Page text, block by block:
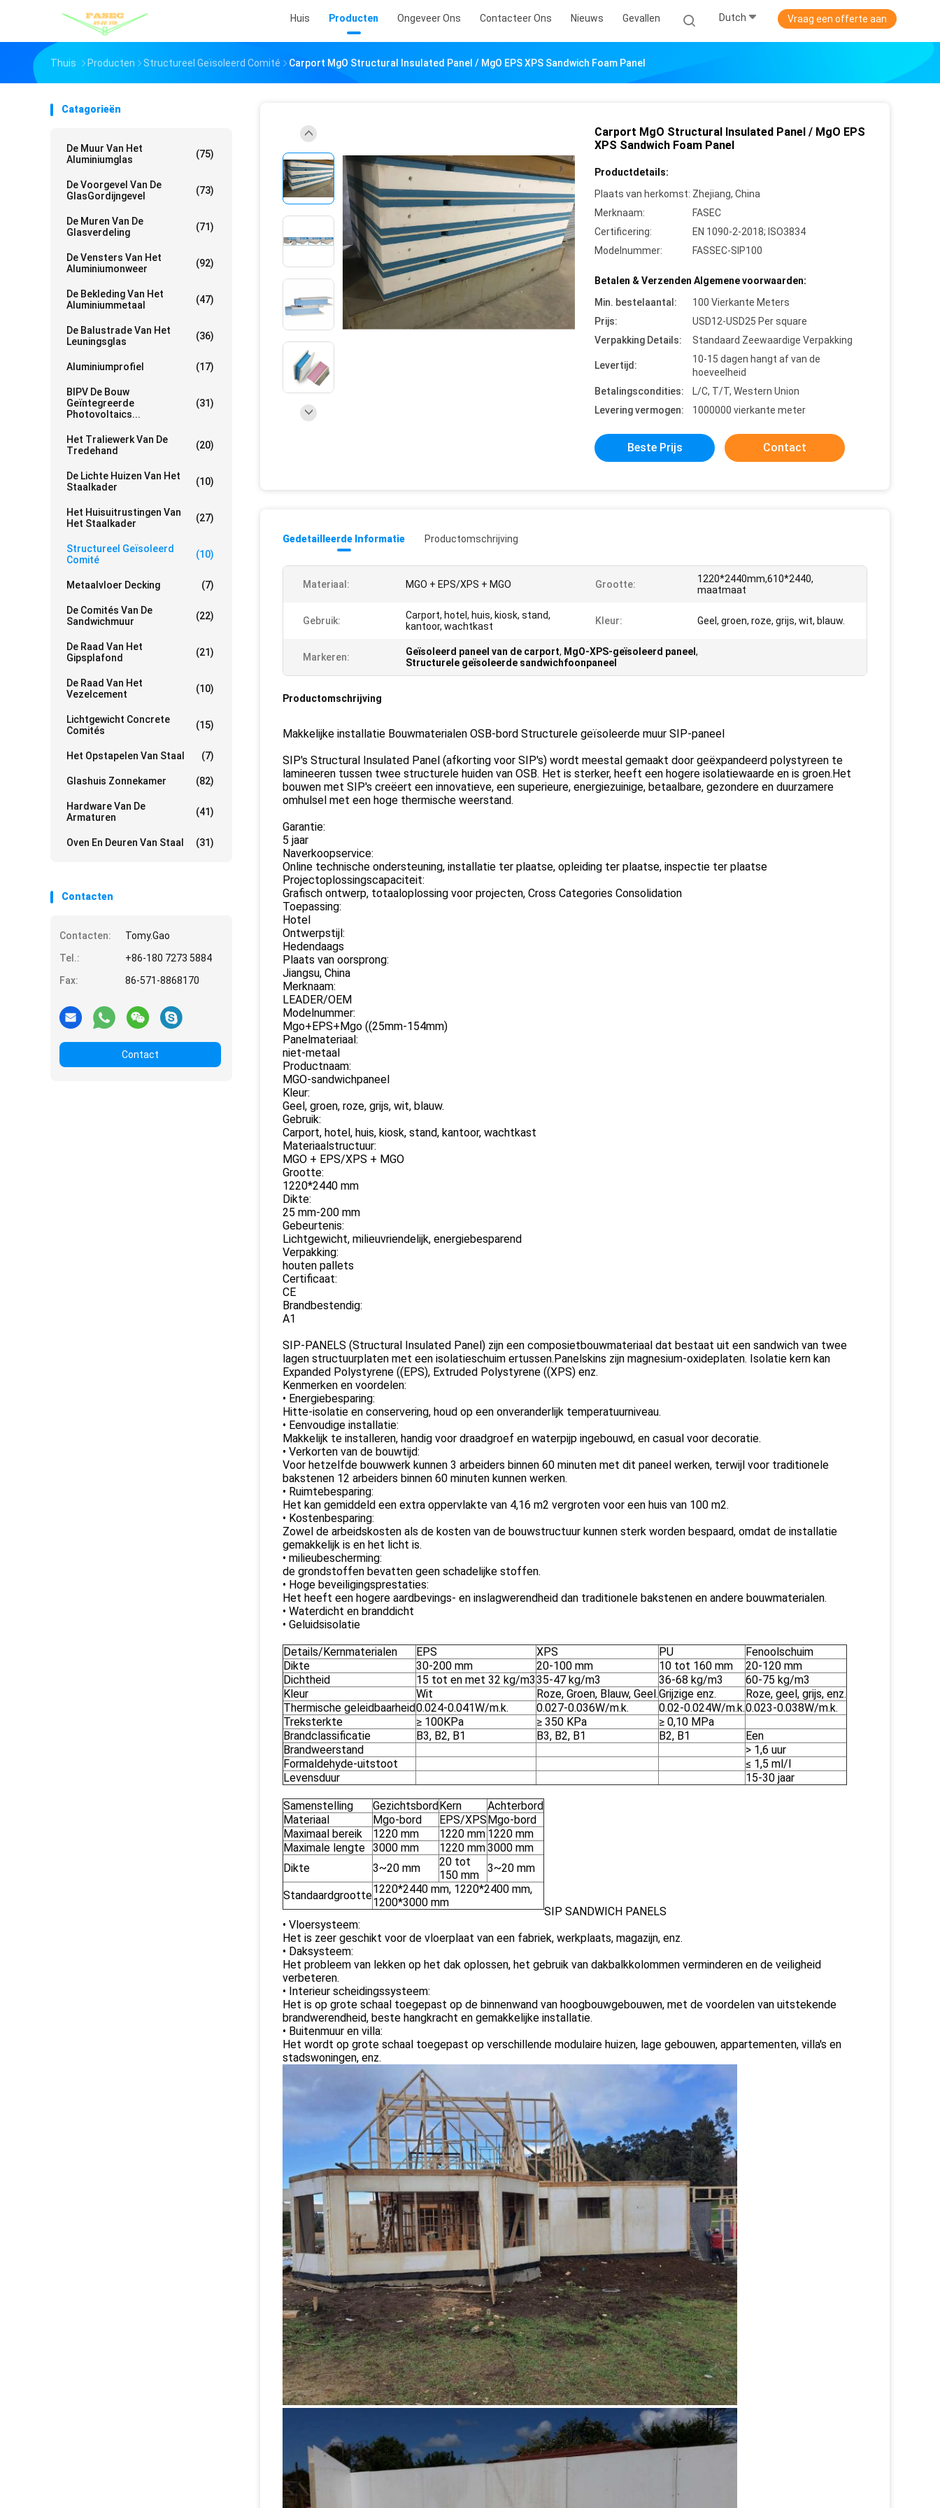
Huis Producten Ongeveer Ons Contacteer Ons Nieuws Gevallen Dutch Vraag een offerte aan
Thuis Producten Structureel Geïsoleerd Comité Carport MgO Structural Insulated Panel / MgO EPS XPS Sandwich Foam Panel
Catagorieën
De Muur Van Het
Aluminiumglas
(75)
De Voorgevel Van De
GlasGordijngevel
(73)
De Muren Van De
Glasverdeling
(71)
De Vensters Van Het
Aluminiumonweer
(92)
De Bekleding Van Het
Aluminiummetaal
(47)
De Balustrade Van Het
Leuningsglas
(36)
Aluminiumprofiel (17)
BIPV De Bouw
Geïntegreerde
Photovoltaics...
(31)
Het Traliewerk Van De
Tredehand
(20)
De Lichte Huizen Van Het
Staalkader
(10)
Het Huisuitrustingen Van
Het Staalkader
(27)
Structureel Geïsoleerd
Comité
(10)
Metaalvloer Decking (7)
De Comités Van De
Sandwichmuur
(22)
De Raad Van Het
Gipsplafond
(21)
De Raad Van Het
Vezelcement
(10)
Lichtgewicht Concrete
Comités
(15)
Het Opstapelen Van Staal (7)
Glashuis Zonnekamer (82)
Hardware Van De
Armaturen
(41)
Oven En Deuren Van Staal (31)
Contacten
Contacten:
Tomy.Gao
Tel.:
+86-180 7273 5884
Fax:
86-571-8868170
Contact
Carport MgO Structural Insulated Panel / MgO EPS
XPS Sandwich Foam Panel
Productdetails:
Plaats van herkomst: Zhejiang, China
Merknaam:
FASEC
Certificering:
EN 1090-2-2018; ISO3834
Modelnummer:
FASSEC-SIP100
Betalen & Verzenden Algemene voorwaarden:
Min. bestelaantal:
100 Vierkante Meters
Prijs:
USD12-USD25 Per square
Verpakking Details:
Standaard Zeewaardige Verpakking
Levertijd:
10-15 dagen hangt af van de
hoeveelheid
Betalingscondities:
L/C, T/T, Western Union
Levering vermogen:
1000000 vierkante meter
Beste Prijs Contact
Gedetailleerde Informatie Productomschrijving
Materiaal: MGO + EPS/XPS + MGO Grootte:
1220*2440mm,610*2440,
maatmaat
Gebruik:
Carport, hotel, huis, kiosk, stand,
kantoor, wachtkast
Kleur: Geel, groen, roze, grijs, wit, blauw.
Markeren: Geïsoleerd paneel van de carport, MgO-XPS-geïsoleerd paneel ,
Structurele geïsoleerde sandwichfoonpaneel
Productomschrijving
Makkelijke installatie Bouwmaterialen OSB-bord Structurele geïsoleerde muur SIP-paneel
SIP's Structural Insulated Panel (afkorting voor SIP's) wordt meestal gemaakt door geëxpandeerd polystyreen te
lamineeren tussen twee structurele huiden van OSB. Het is sterker, heeft een hogere isolatiewaarde en is groen.Het
bouwen met SIP's creëert een innovatieve, een superieure, energiezuinige, betaalbare, gezondere en duurzamere
omhulsel met een hoge thermische weerstand.
Garantie:
5 jaar
Naverkoopservice:
Online technische ondersteuning, installatie ter plaatse, opleiding ter plaatse, inspectie ter plaatse
Projectoplossingscapaciteit:
Grafisch ontwerp, totaaloplossing voor projecten, Cross Categories Consolidation
Toepassing:
Hotel
Ontwerpstijl:
Hedendaags
Plaats van oorsprong:
Jiangsu, China
Merknaam:
LEADER/OEM
Modelnummer:
Mgo+EPS+Mgo ((25mm-154mm)
Panelmateriaal:
niet-metaal
Productnaam:
MGO-sandwichpaneel
Kleur:
Geel, groen, roze, grijs, wit, blauw.
Gebruik:
Carport, hotel, huis, kiosk, stand, kantoor, wachtkast
Materiaalstructuur:
MGO + EPS/XPS + MGO
Grootte:
1220*2440 mm
Dikte:
25 mm-200 mm
Gebeurtenis:
Lichtgewicht, milieuvriendelijk, energiebesparend
Verpakking:
houten pallets
Certificaat:
CE
Brandbestendig:
A1
SIP-PANELS (Structural Insulated Panel) zijn een composietbouwmateriaal dat bestaat uit een sandwich van twee
lagen structuurplaten met een isolatieschuim ertussen.Panelskins zijn magnesium-oxideplaten. Isolatie kern kan
Expanded Polystyrene ((EPS), Extruded Polystyrene ((XPS) enz.
Kenmerken en voordelen:
• Energiebesparing:
Hitte-isolatie en conservering, houd op een onveranderlijk temperatuurniveau.
• Eenvoudige installatie:
Makkelijk te installeren, handig voor draadgroef en waterpijp ingebouwd, en casual voor decoratie.
• Verkorten van de bouwtijd:
Voor hetzelfde bouwwerk kunnen 3 arbeiders binnen 60 minuten met dit paneel werken, terwijl voor traditionele
bakstenen 12 arbeiders binnen 60 minuten kunnen werken.
• Ruimtebesparing:
Het kan gemiddeld een extra oppervlakte van 4,16 m2 vergroten voor een huis van 100 m2.
• Kostenbesparing:
Zowel de arbeidskosten als de kosten van de bouwstructuur kunnen sterk worden bespaard, omdat de installatie
gemakkelijk is en het licht is.
• milieubescherming:
de grondstoffen bevatten geen schadelijke stoffen.
• Hoge beveiligingsprestaties:
Het heeft een hogere aardbevings- en inslagwerendheid dan traditionele bakstenen en andere bouwmaterialen.
• Waterdicht en branddicht
• Geluidsisolatie
Details/Kernmaterialen EPS XPS PU
Fenoolschuim
Dikte
30-200 mm 20-100 mm 10 tot 160 mm
20-120 mm
Dichtheid
15 tot en met 32 kg/m335-47 kg/m3 36-68 kg/m3
60-75 kg/m3
Kleur
Wit Roze, Groen, Blauw, Geel.Grijzige enz.
Roze, geel, grijs, enz.
Thermische geleidbaarheid0.024-0.041W/m.k. 0.027-0.036W/m.k. 0.02-0.024W/m.k.0.023-0.038W/m.k.
Treksterkte
≥ 100KPa ≥ 350 KPa
≥ 0,10 MPa
Brandclassificatie
B3, B2, B1 B3, B2, B1 B2, B1
Een
Brandweerstand
> 1,6 uur
Formaldehyde-uitstoot
≤ 1,5 ml/l
Levensduur
15-30 jaar
Samenstelling GezichtsbordKern
Achterbord
Materiaal
Mgo-bord EPS/XPSMgo-bord
Maximaal bereik
1220 mm 1220 mm 1220 mm
Maximale lengte 3000 mm 1220 mm3000 mm
Dikte
3~20 mm
20 tot
150 mm
3~20 mm
Standaardgrootte1220*2440 mm, 1220*2400 mm,
1200*3000 mm
SIP SANDWICH PANELS
• Vloersysteem:
Het is zeer geschikt voor de vloerplaat van een fabriek, werkplaats, magazijn, enz.
• Daksysteem:
Het probleem van lekken op het dak oplossen, het gebruik van dakbalkkolommen verminderen en de veiligheid
verbeteren.
• Interieur scheidingssysteem:
Het is op grote schaal toegepast op de binnenwand van hoogbouwgebouwen, met de voordelen van uitstekende
brandwerendheid, beste hangkracht en gemakkelijke installatie.
• Buitenmuur en villa:
Het wordt op grote schaal toegepast op verschillende modulaire huizen, lage gebouwen, appartementen, villa's en
stadswoningen, enz.